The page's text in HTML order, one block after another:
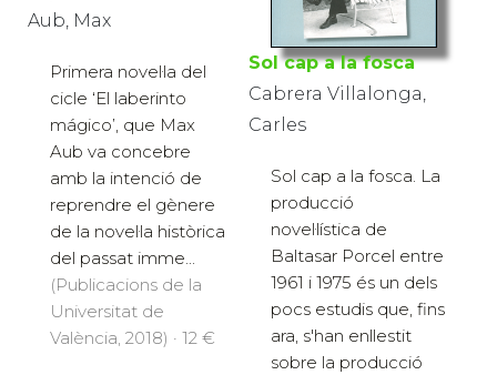
Aub, Max
Primera novel·la del
cicle ‘El laberinto
mágico’, que Max
Aub va concebre
amb la intenció de
reprendre el gènere
de la novel·la històrica
del passat imme...
(Publicacions de la
Universitat de
València, 2018) · 12 €
Sol cap a la fosca
Cabrera Villalonga,
Carles
Sol cap a la fosca. La
producció
novel·lística de
Baltasar Porcel entre
1961 i 1975 és un dels
pocs estudis que, fins
ara, s'han enllestit
sobre la producció